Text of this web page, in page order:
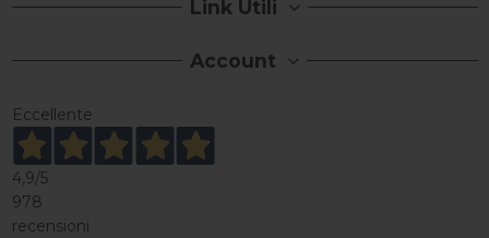
Link Utili
Account
Eccellente
4,9/5
978
recensioni